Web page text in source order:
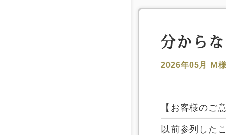
分から
2026年05月 Ｍ
【お客様のご
以前参列した